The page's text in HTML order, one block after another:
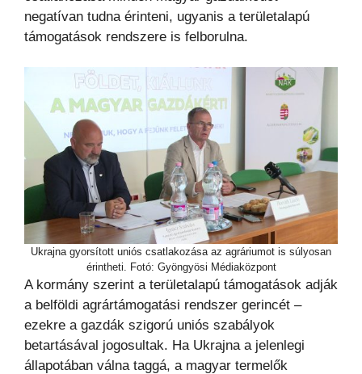
negatívan tudna érinteni, ugyanis a területalapú
támogatások rendszere is felborulna.
Ukrajna gyorsított uniós csatlakozása az agráriumot is súlyosan
érintheti. Fotó: Gyöngyösi Médiaközpont
A kormány szerint a területalapú támogatások adják
a belföldi agrártámogatási rendszer gerincét –
ezekre a gazdák szigorú uniós szabályok
betartásával jogosultak. Ha Ukrajna a jelenlegi
állapotában válna taggá, a magyar termelők